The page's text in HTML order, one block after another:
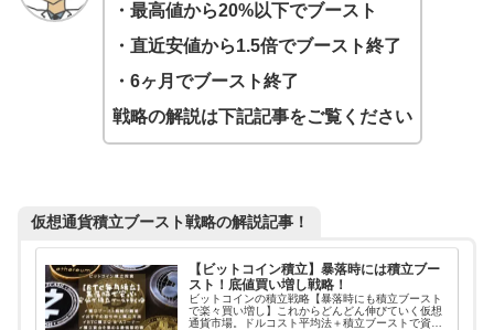
・最高値から20%以下でブースト
・直近安値から1.5倍でブースト終了
・6ヶ月でブースト終了
戦略の解説は下記記事をご覧ください
仮想通貨積立ブースト戦略の解説記事！
【ビットコイン積立】暴落時には積立ブー
スト！底値買い増し戦略！
ビットコインの積立戦略【暴落時にも積立ブースト
で楽々買い増し】これからどんどん伸びていく仮想
通貨市場。ドルコスト平均法＋積立ブーストで資産